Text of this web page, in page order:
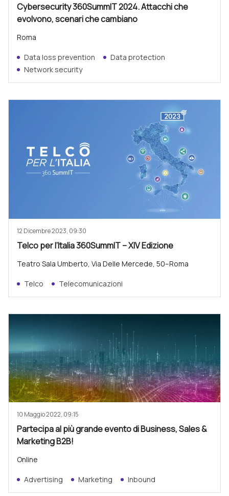
Cybersecurity 360SummIT 2024. Attacchi che
evolvono, scenari che cambiano
Roma
Data loss prevention
Data protection
Network security
12 Dicembre 2023, 09:30
Telco per l’Italia 360SummIT – XIV Edizione
Teatro Sala Umberto, Via Delle Mercede, 50–Roma
Telco Telecomunicazioni
10 Maggio 2022, 09:15
Partecipa al più grande evento di Business, Sales &
Marketing B2B!
Online
Advertising Marketing Inbound